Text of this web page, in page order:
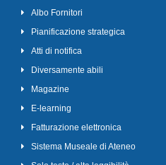
Albo Fornitori
Pianificazione strategica
Atti di notifica
Diversamente abili
Magazine
E-learning
Fatturazione elettronica
Sistema Museale di Ateneo